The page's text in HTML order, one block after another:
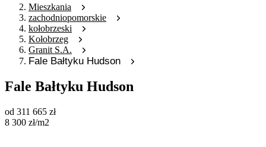
Mieszkania
zachodniopomorskie
kołobrzeski
Kołobrzeg
Granit S.A.
Fale Bałtyku Hudson
Fale Bałtyku Hudson
od 311 665 zł
8 300 zł/m2